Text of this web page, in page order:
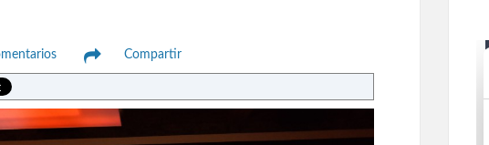
Compartir